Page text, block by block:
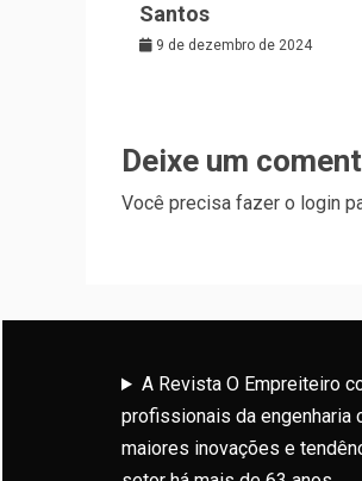
Santos
9 de dezembro de 2024
Deixe um
Você precisa fazer o login
A Revista O Empreiteiro
profissionais da engenharia
maiores inovações e